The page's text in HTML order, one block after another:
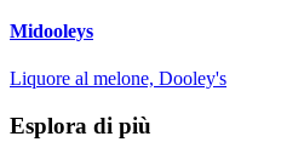
Midooleys
Liquore al melone, Dooley's
Esplora di più